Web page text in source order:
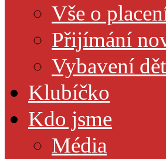
Vše o
Přijímání
Vybavení
Klubíčko
Kdo jsme
Média